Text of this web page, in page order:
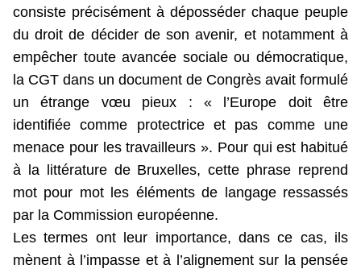
consiste précisément à déposséder chaque peuple
du droit de décider de son avenir, et notamment à
empêcher toute avancée sociale ou démocratique,
la CGT dans un document de Congrès avait formulé
un étrange vœu pieux : « l’Europe doit être
identifiée comme protectrice et pas comme une
menace pour les travailleurs ». Pour qui est habitué
à la littérature de Bruxelles, cette phrase reprend
mot pour mot les éléments de langage ressassés
par la Commission européenne.
Les termes ont leur importance, dans ce cas, ils
mènent à l’impasse et à l’alignement sur la pensée